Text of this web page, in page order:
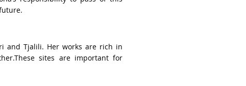
and Tjalili. Her works are rich in
sites are important for